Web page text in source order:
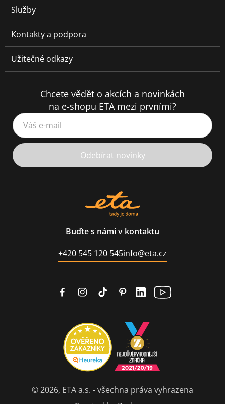
Služby
Kontakty a podpora
Užitečné odkazy
Chcete vědět o akcích a novinkách
na e-shopu ETA mezi prvními?
Váš e-mail
Odebírat novinky
Buďte s námi v kontaktu
+420 545 120 545info@eta.cz
© 2026, ETA a.s. - všechna práva vyhrazena